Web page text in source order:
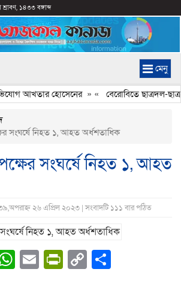
১৪৩৩ বঙ্গাব্দ
মেনু
আখতার হোসেনের» «বেরোবিতে ছাত্রদল-
সংঘর্ষে নিহত ১, আহত অর্ধশতাধিক
সংঘর্ষে নিহত ১, আহত
২৬ এপ্রিল ২০২৩ | সংবাদটি ১১১ বার পঠিত
WhatsApp
EmailPrintFriendly
Copy